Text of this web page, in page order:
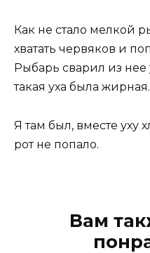
Как не стало мелкой
хватать червяков и
Рыбарь сварил из нее
такая уха была жирная.
Я там был, вместе уху
рот не попало.
Вам